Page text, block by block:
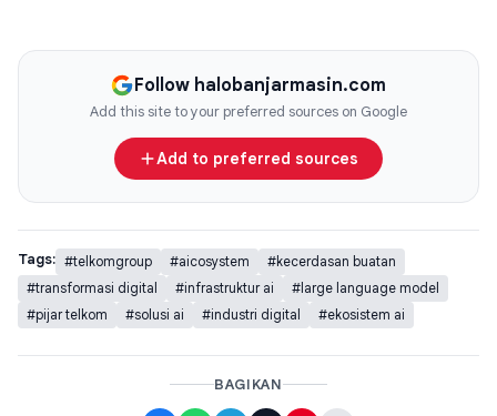
Follow halobanjarmasin.com
Add this site to your preferred sources on Google
Add to preferred sources
Tags: #telkomgroup #aicosystem
#kecerdasan buatan
#transformasi digital
#infrastruktur ai
#large language model
#pijar telkom
#solusi ai #industri digital #ekosistem ai
BAGIKAN